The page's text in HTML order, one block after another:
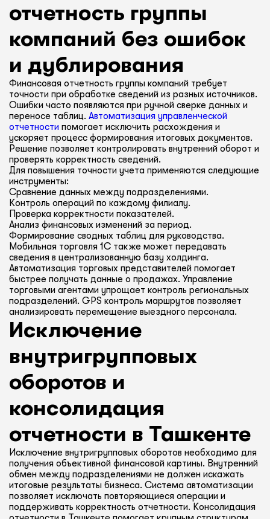
отчетность группы
компаний без ошибок
и дублирования
Финансовая отчетность группы компаний требует
точности при обработке сведений из разных источников.
Ошибки часто появляются при ручной сверке данных и
переносе таблиц. Автоматизация управленческой
отчетности помогает исключить расхождения и
ускоряет процесс формирования итоговых документов.
Решение позволяет контролировать внутренний оборот и
проверять корректность сведений.
Для повышения точности учета применяются следующие
инструменты:
Сравнение данных между подразделениями.
Контроль операций по каждому филиалу.
Проверка корректности показателей.
Анализ финансовых изменений за период.
Формирование сводных таблиц для руководства.
Мобильная торговля 1С также может передавать
сведения в централизованную базу холдинга.
Автоматизация торговых представителей помогает
быстрее получать данные о продажах. Управление
торговыми агентами упрощает контроль региональных
подразделений. GPS контроль маршрутов позволяет
анализировать перемещение выездного персонала.
Исключение
внутригрупповых
оборотов и
консолидация
отчетности в Ташкенте
Исключение внутригрупповых оборотов необходимо для
получения объективной финансовой картины. Внутренний
обмен между подразделениями не должен искажать
итоговые результаты бизнеса. Система автоматизации
позволяет исключать повторяющиеся операции и
поддерживать корректность отчетности. Консолидация